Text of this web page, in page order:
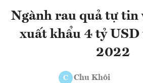
Ngành rau quả tự tin
xuất khẩu 4 tỷ
2022
C Chu Khôi